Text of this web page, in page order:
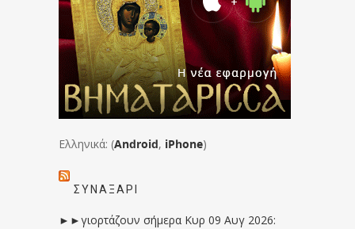
Ελληνικά: (Android, iPhone)
ΣΥΝΑΞΆΡΙ
►►γιορτάζουν σήμερα Κυρ 09 Αυγ 2026: